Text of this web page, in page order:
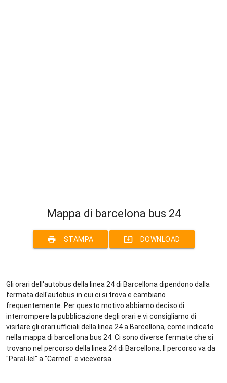
Mappa di barcelona bus 24
print STAMPA system_update_alt DOWNLOAD
Gli orari dell'autobus della linea 24 di Barcellona dipendono dalla
fermata dell'autobus in cui ci si trova e cambiano
frequentemente. Per questo motivo abbiamo deciso di
interrompere la pubblicazione degli orari e vi consigliamo di
visitare gli orari ufficiali della linea 24 a Barcellona, come indicato
nella mappa di barcellona bus 24. Ci sono diverse fermate che si
trovano nel percorso della linea 24 di Barcellona. Il percorso va da
"Paral-lel" a "Carmel" e viceversa.